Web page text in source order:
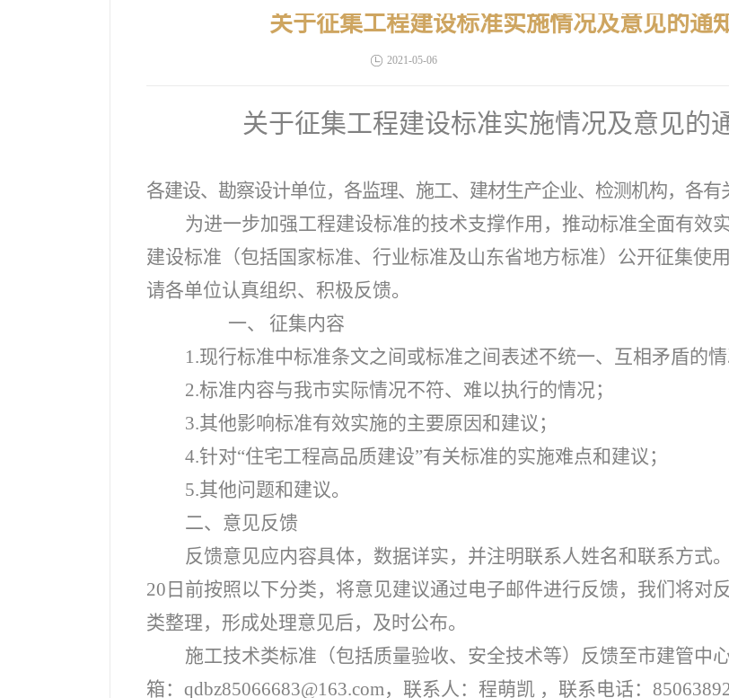
关于征集工程建设标准实施情况及意见的通
2021-05-06
关于征集工程建设标准实施情况及意见的
各建设、勘察设计单位，各监理、施工、建材生产企业、检测机构，各有
为进一步加强工程建设标准的技术支撑作用，推动标准全面有效
建设标准（包括国家标准、行业标准及山东省地方标准）公开征集使用
请各单位认真组织、积极反馈。
一、
征集内容
1.现行标准中标准条文之间或标准之间表述不统一、互相矛盾的情
2.标准内容与我市实际情况不符、难以执行的情况；
3.其他影响标准有效实施的主要原因和建议；
4.针对“住宅工程高品质建设”有关标准的实施难点和建议；
5.其他问题和建议。
二、意见反馈
反馈意见应内容具体，数据详实，并注明联系人姓名和联系方式
20日前按照以下分类，将意见建议通过电子邮件进行反馈，我们将对
类整理，形成处理意见后，及时公布。
施工技术类标准（包括质量验收、安全技术等）反馈至市建管中
箱：qdbz85066683@163.com，联系人：程萌凯 ，联系电话：85063892